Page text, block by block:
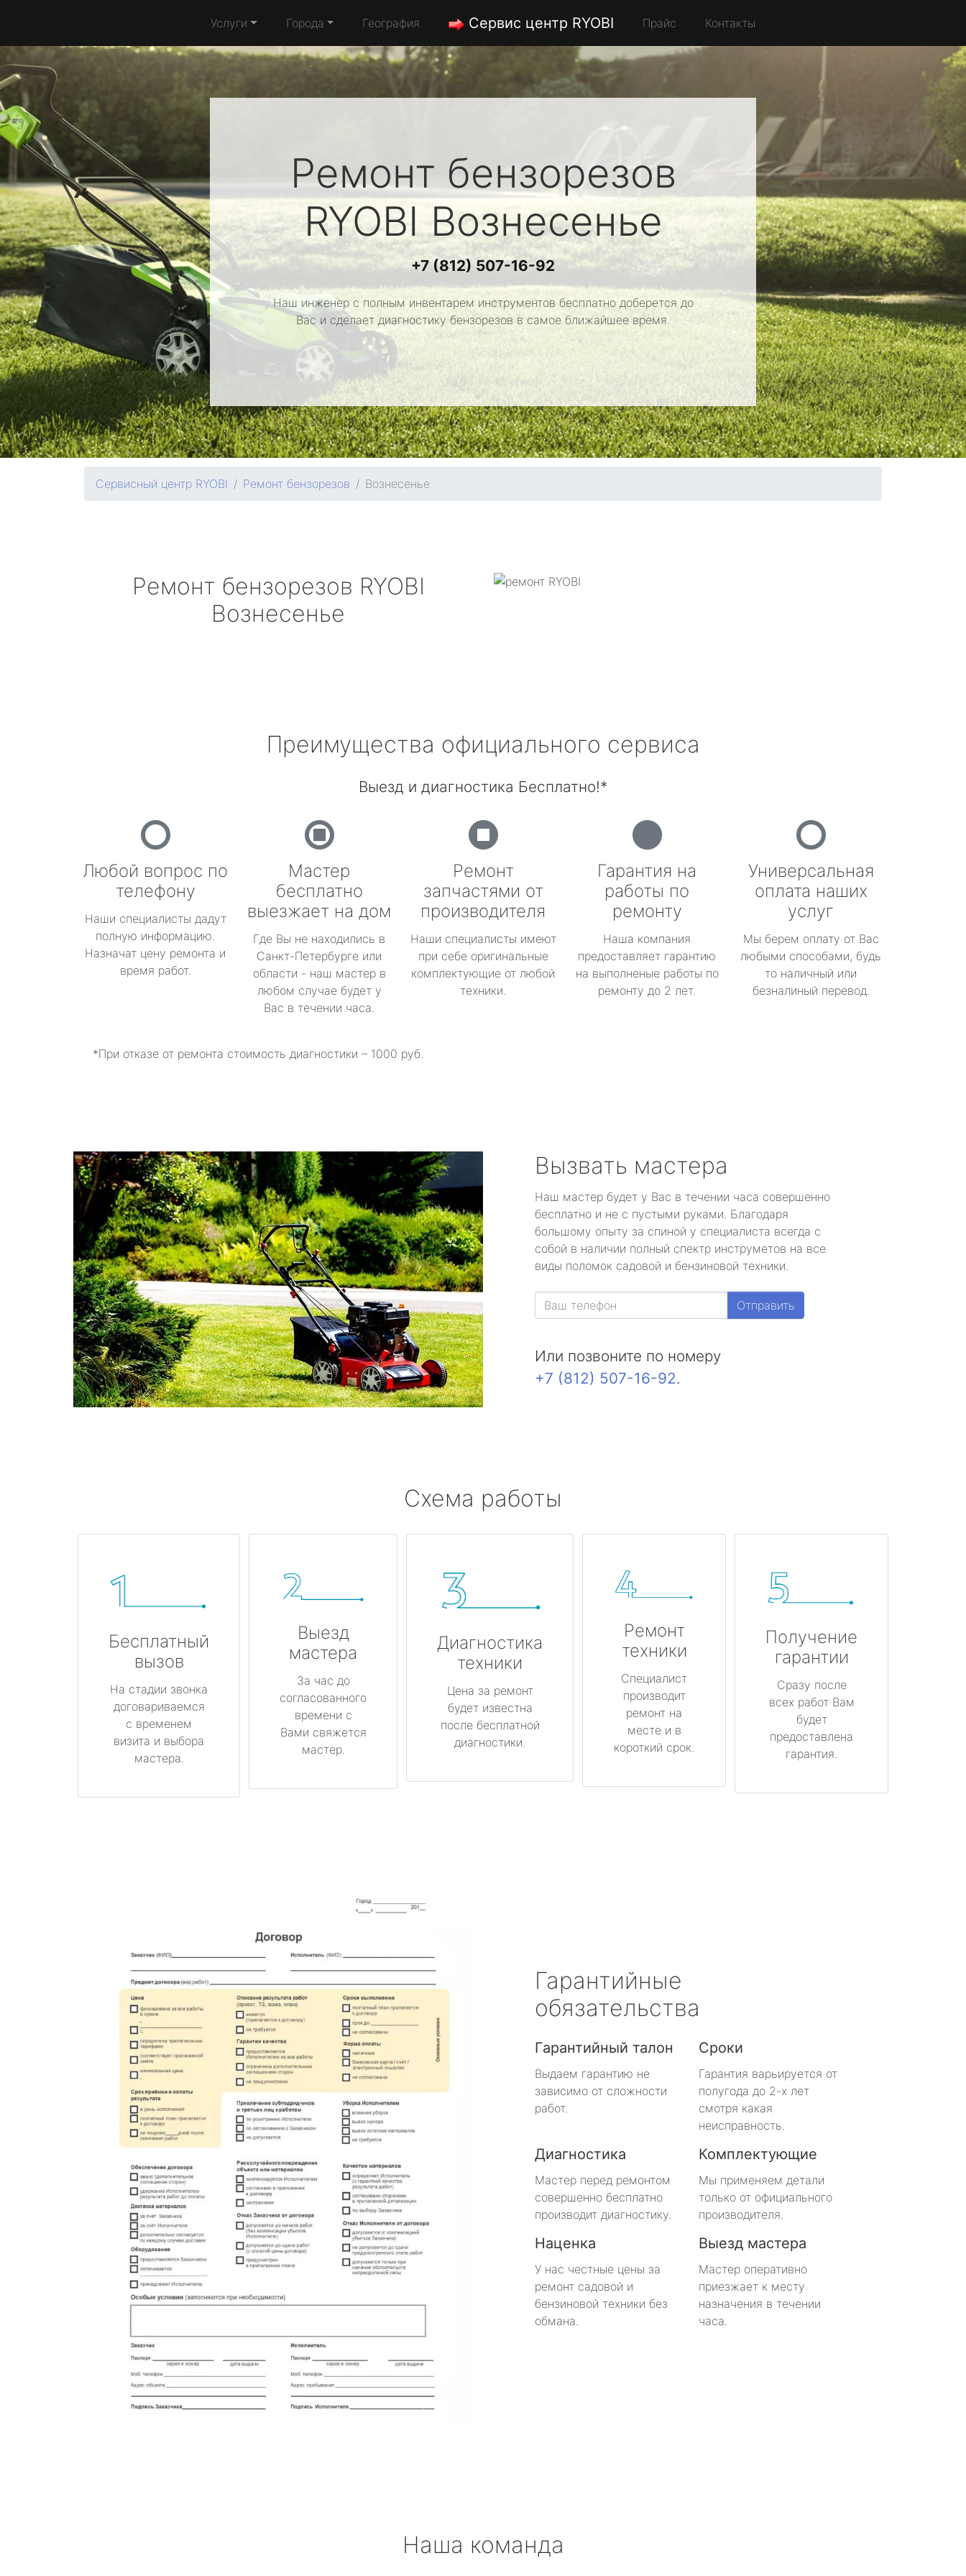
Услуги Города География Сервис центр RYOBI Прайс Контакты
Ремонт бензорезов
RYOBIВознесенье
+7 (812) 507-16-92
Наш инженер с полным инвентарем инструментов бесплатно доберется до
Вас и сделает диагностику бензорезов в самое ближайшее время.
Сервисный центр RYOBI Ремонт бензорезов Вознесенье
Ремонт бензорезов RYOBI
Вознесенье
Преимущества официального сервиса
Выезд и диагностика Бесплатно!*
Любой вопрос по
телефону
Наши специалисты дадут
полную информацию.
Назначат цену ремонта и
время работ.
Мастер
бесплатно
выезжает на дом
Где Вы не находились в
Санкт-Петербурге или
области - наш мастер в
любом случае будет у
Вас в течении часа.
Ремонт
запчастями от
производителя
Наши специалисты имеют
при себе оригинальные
комплектующие от любой
техники.
Гарантия на
работы по
ремонту
Наша компания
предоставляет гарантию
на выполненые работы по
ремонту до 2 лет.
Универсальная
оплата наших
услуг
Мы берем оплату от Вас
любыми способами, будь
то наличный или
безналиный перевод.
*При отказе от ремонта стоимость диагностики – 1000 руб.
Вызвать мастера
Наш мастер будет у Вас в течении часа совершенно
бесплатно и не с пустыми руками. Благодаря
большому опыту за спиной у специалиста всегда с
собой в наличии полный спектр инструметов на все
виды поломок садовой и бензиновой техники.
Отправить
Или позвоните по номеру
+7 (812) 507-16-92.
Схема работы
Бесплатный
вызов
На стадии звонка
договариваемся
с временем
визита и выбора
мастера.
Выезд
мастера
За час до
согласованного
времени с
Вами свяжется
мастер.
Диагностика
техники
Цена за ремонт
будет известна
после бесплатной
диагностики.
Ремонт
техники
Специалист
производит
ремонт на
месте и в
короткий срок.
Получение
гарантии
Сразу после
всех работ Вам
будет
предоставлена
гарантия.
Гарантийные
обязательства
Гарантийный талон
Выдаем гарантию не
зависимо от сложности
работ.
Сроки
Гарантия варьируется от
полугода до 2-х лет
смотря какая
неисправность.
Диагностика
Мастер перед ремонтом
совершенно бесплатно
производит диагностику.
Комплектующие
Мы применяем детали
только от официального
производителя.
Наценка
У нас честные цены за
ремонт садовой и
бензиновой техники без
обмана.
Выезд мастера
Мастер оперативно
приезжает к месту
назначения в течении
часа.
Наша команда